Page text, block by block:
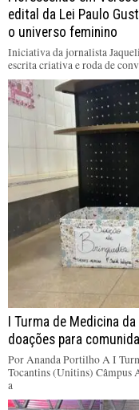
edital da Lei Paulo
o universo feminino
Iniciativa da jornalista
escrita criativa e roda de
I Turma de Medicina
doações para
Por Ananda Portilho A I
Tocantins (Unitins) Câmpus
a